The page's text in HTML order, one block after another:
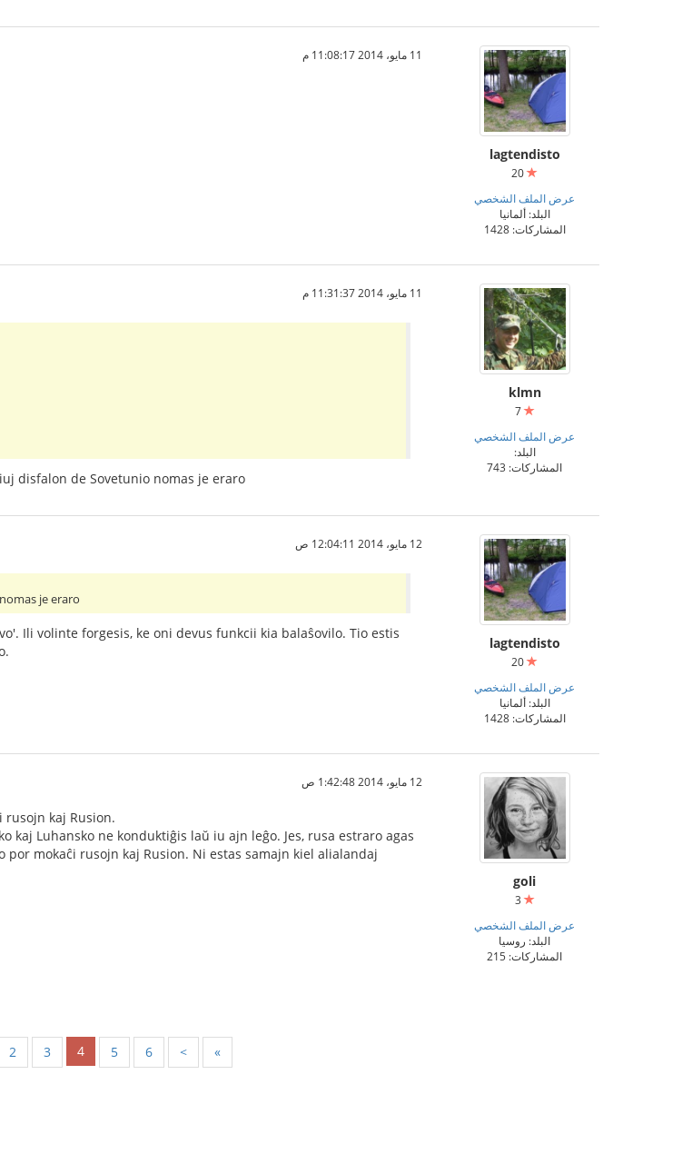
lagtendisto
عرض الملف الشخصي
البلد: ألمانيا
المشاركات: 1428
11 مايو، 2014 11:08:17 م
klmn
7
عرض الملف الشخصي
البلد:
المشاركات: 743
11 مايو، 2014 11:31:37 م
disfalon de Sovetunio nomas je eraro
lagtendisto
عرض الملف الشخصي
البلد: ألمانيا
المشاركات: 1428
12 مايو، 2014 12:04:11 ص
je eraro
Ili volinte forgesis, ke oni devus funkcii kia balaŝovilo. Tio estis
goli
عرض الملف الشخصي
البلد: روسيا
المشاركات: 215
12 مايو، 2014 1:42:48 ص
rusojn kaj Rusion.
kaj Luhansko ne konduktiĝis laŭ iu ajn leĝo. Jes, rusa estraro agas
mokaĉi rusojn kaj Rusion. Ni estas samajn kiel alialandaj
2 3 4 5 6 > »